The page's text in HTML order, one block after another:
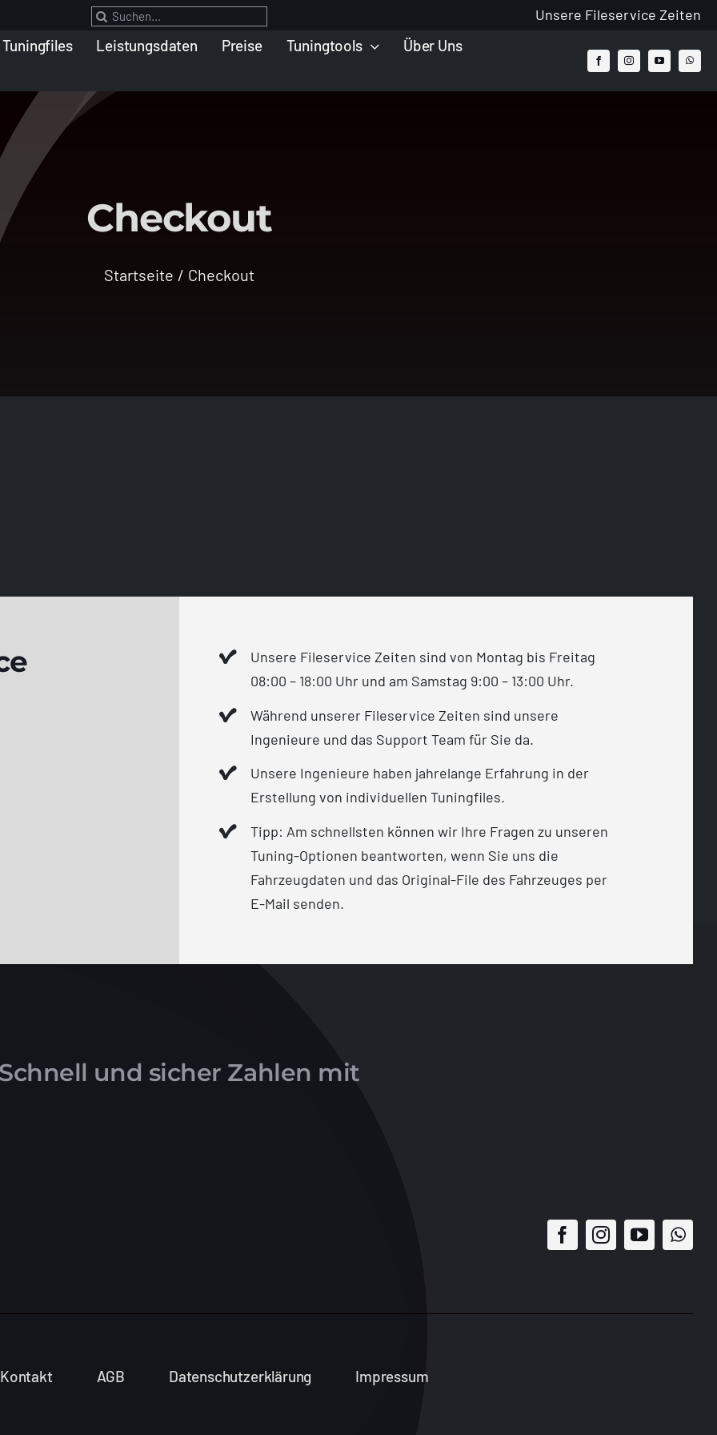
Suche
nach:
Unsere Fileservice Zeiten
Tuningfiles Leistungsdaten Preise Tuningtools
Über Uns
Checkout
Startseite Checkout
Unsere Fileservice Zeiten sind von Montag bis Freitag
08:00 – 18:00 Uhr und am Samstag 9:00 – 13:00 Uhr.
Während unserer Fileservice Zeiten sind unsere
Ingenieure und das Support Team für Sie da.
Unsere Ingenieure haben jahrelange Erfahrung in der
Erstellung von individuellen Tuningfiles.
Tipp: Am schnellsten können wir Ihre Fragen zu unseren
Tuning-Optionen beantworten, wenn Sie uns die
Fahrzeugdaten und das Original-File des Fahrzeuges per
E-Mail senden.
Schnell und sicher Zahlen mit
Kontakt AGB Datenschutzerklärung Impressum